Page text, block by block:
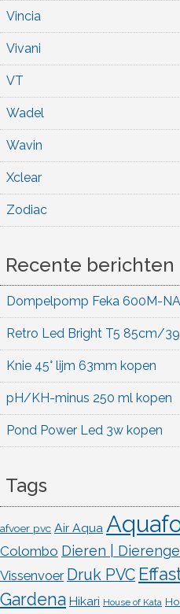
Vincia
Vivani
VT
Wadel
Wavin
Xclear
Zodiac
Recente berichten
Dompelpomp Feka 600M-
Retro Led Bright T5 85cm/
Knie 45° lijm 63mm kopen
pH/KH-minus 250 ml kopen
Pond Power Led 3w kopen
Tags
afvoer pvc Air Aqua
Colombo Dieren |
Vissenvoer Druk PVC
Gardena Hikari House of Kata